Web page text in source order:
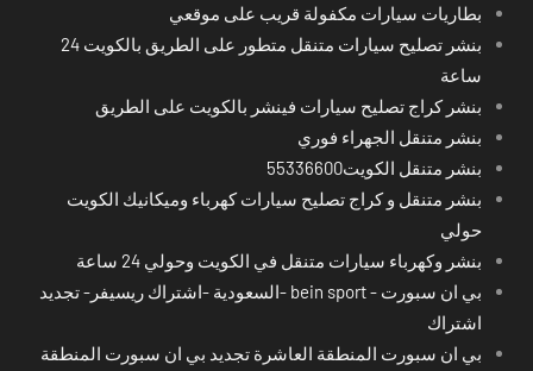
بطاريات سيارات مكفولة قريب على موقعي
بنشر تصليح سيارات متنقل متطور على الطريق بالكويت 24
ساعة
بنشر كراج تصليح سيارات فينشر بالكويت على الطريق
بنشر متنقل الجهراء فوري
بنشر متنقل الكويت55336600
بنشر متنقل و كراج تصليح سيارات كهرباء وميكانيك الكويت
حولي
بنشر وكهرباء سيارات متنقل في الكويت وحولي 24 ساعة
بي ان سبورت - bein sport -السعودية -اشتراك ريسيفر- تجديد
اشتراك
بي ان سبورت المنطقة العاشرة تجديد بي ان سبورت المنطقة